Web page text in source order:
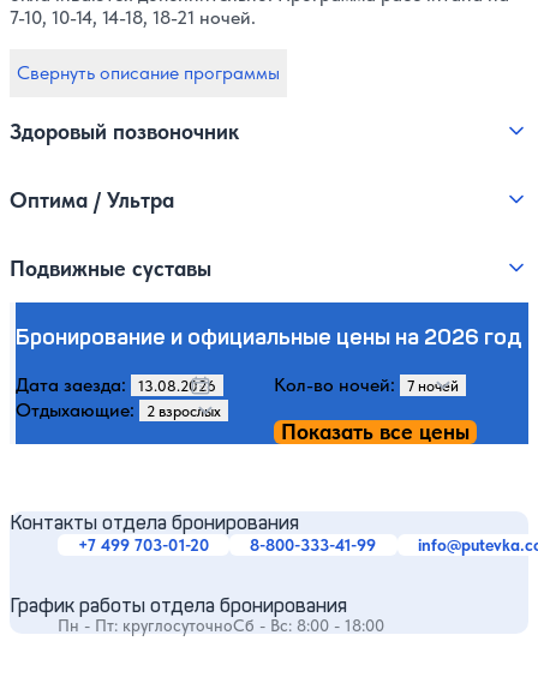
7-10, 10-14, 14-18, 18-21 ночей.
Свернуть описание программы
Здоровый позвоночник
Оптима / Ультра
Подвижные суставы
Бронирование и официальные цены на 2026 год
Дата заезда:
Кол-во ночей:
Отдыхающие:
Показать все цены
Контакты отдела бронирования
+7 499 703-01-20 8-800-333-41-99
График работы отдела бронирования
Пн - Пт: круглосуточноСб - Вс: 8:00 - 18:00